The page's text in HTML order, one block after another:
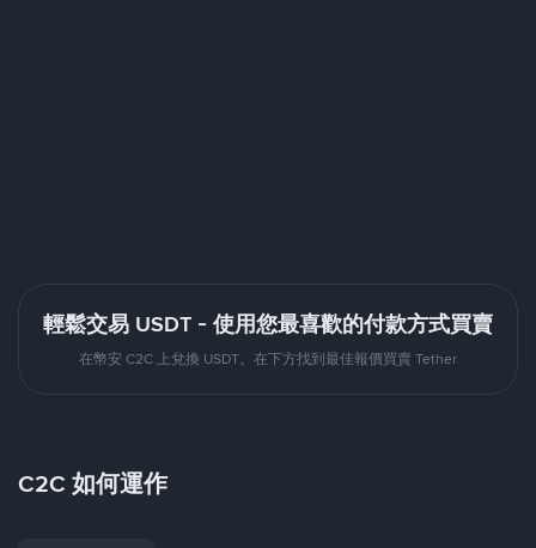
輕鬆交易 USDT - 使用您最喜歡的付款方式買賣
在幣安 C2C 上兌換 USDT。在下方找到最佳報價買賣 Tether
C2C 如何運作